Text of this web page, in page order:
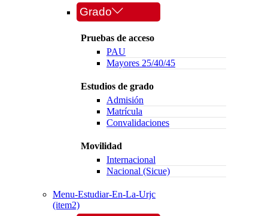
Grado
Pruebas de acceso
PAU
Mayores 25/40/45
Estudios de grado
Admisión
Matrícula
Convalidaciones
Movilidad
Internacional
Nacional (Sicue)
Menu-Estudiar-En-La-Urjc
(item2)